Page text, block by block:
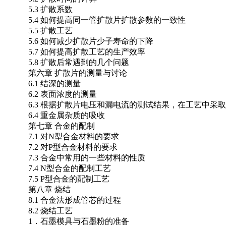
5.3 扩散系数
5.4 如何提高同一管扩散片扩散参数的一致性
5.5 扩散工艺
5.6 如何减少扩散片少子寿命的下降
5.7 如何提高扩散工艺的生产效率
5.8 扩散后常遇到的几个问题
第六章 扩散片的测量与讨论
6.1 结深的测量
6.2 表面浓度的测量
6.3 根据扩散片电压和漏电流的测试结果，在工艺中采
6.4 重金属杂质的吸收
第七章 合金的配制
7.1 对N型合金材料的要求
7.2 对P型合金材料的要求
7.3 合金中常用的一些材料的性质
7.4 N型合金的配制工艺
7.5 P型合金的配制工艺
第八章 烧结
8.1 合金法形成管芯的过程
8.2 烧结工艺
1．石墨模具与石墨粉的准备